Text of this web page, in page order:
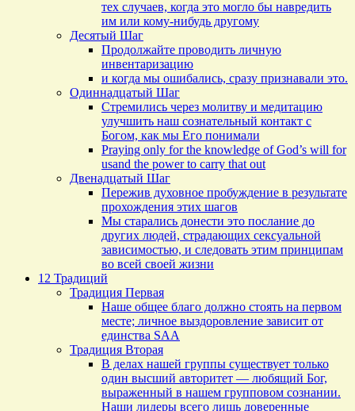
тех случаев, когда это могло бы навредить
им или кому-нибудь другому
Десятый Шаг
Продолжайте проводить личную
инвентаризацию
и когда мы ошибались, сразу признавали это.
Одиннадцатый Шаг
Стремились через молитву и медитацию
улучшить наш сознательный контакт с
Богом, как мы Его понимали
Praying only for the knowledge of God’s will for
usand the power to carry that out
Двенадцатый Шаг
Пережив духовное пробуждение в результате
прохождения этих шагов
Мы старались донести это послание до
других людей, страдающих сексуальной
зависимостью, и следовать этим принципам
во всей своей жизни
12 Традиций
Традиция Первая
Наше общее благо должно стоять на первом
месте; личное выздоровление зависит от
единства SAA
Традиция Вторая
В делах нашей группы существует только
один высший авторитет — любящий Бог,
выраженный в нашем групповом сознании.
Наши лидеры всего лишь доверенные